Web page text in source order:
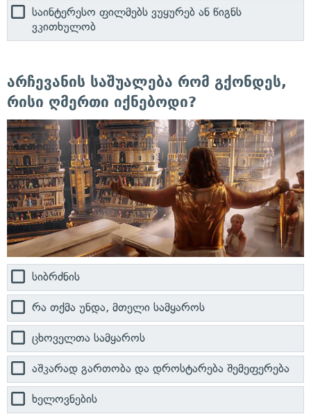
საინტერესო ფილმებს ვუყურებ ან წიგნს
ვკითხულობ
არჩევანის საშუალება რომ გქონდეს,
რისი ღმერთი იქნებოდი?
სიბრძნის
რა თქმა უნდა, მთელი სამყაროს
ცხოველთა სამყაროს
აშკარად გართობა და დროსტარება შემეფერება
ხელოვნების